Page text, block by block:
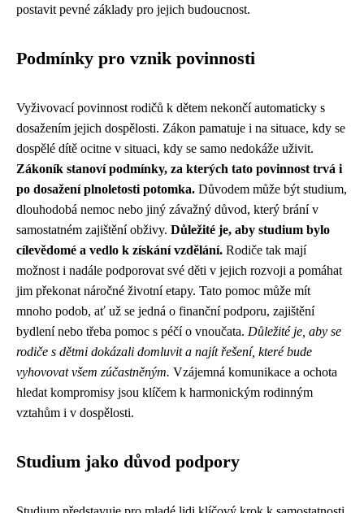
postavit pevné základy pro jejich budoucnost.
Podmínky pro vznik povinnosti
Vyživovací povinnost rodičů k dětem nekončí automaticky s
dosažením jejich dospělosti. Zákon pamatuje i na situace, kdy se
dospělé dítě ocitne v situaci, kdy se samo nedokáže uživit.
Zákoník stanoví podmínky, za kterých tato povinnost trvá i
po dosažení plnoletosti potomka. Důvodem může být studium,
dlouhodobá nemoc nebo jiný závažný důvod, který brání v
samostatném zajištění obživy. Důležité je, aby studium bylo
cílevědomé a vedlo k získání vzdělání. Rodiče tak mají
možnost i nadále podporovat své děti v jejich rozvoji a pomáhat
jim překonat náročné životní etapy. Tato pomoc může mít
mnoho podob, ať už se jedná o finanční podporu, zajištění
bydlení nebo třeba pomoc s péčí o vnoučata. Důležité je, aby se
rodiče s dětmi dokázali domluvit a najít řešení, které bude
vyhovovat všem zúčastněným. Vzájemná komunikace a ochota
hledat kompromisy jsou klíčem k harmonickým rodinným
vztahům i v dospělosti.
Studium jako důvod podpory